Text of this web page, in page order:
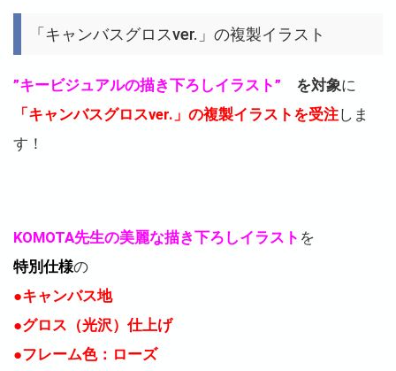
「キャンバスグロスver.」の複製イラスト
”キービジュアルの描き下ろしイラスト” を対象に
「キャンバスグロスver.」の複製イラストを受注しま
す！
KOMOTA先生の美麗な描き下ろしイラスト を
特別仕様の
●キャンバス地
●グロス（光沢）仕上げ
●フレーム色：ローズ